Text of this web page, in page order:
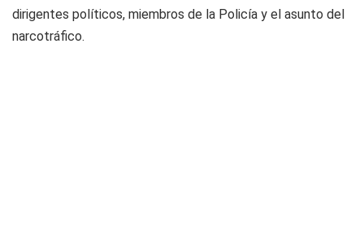
dirigentes políticos, miembros de la Policía y el asunto del
narcotráfico.